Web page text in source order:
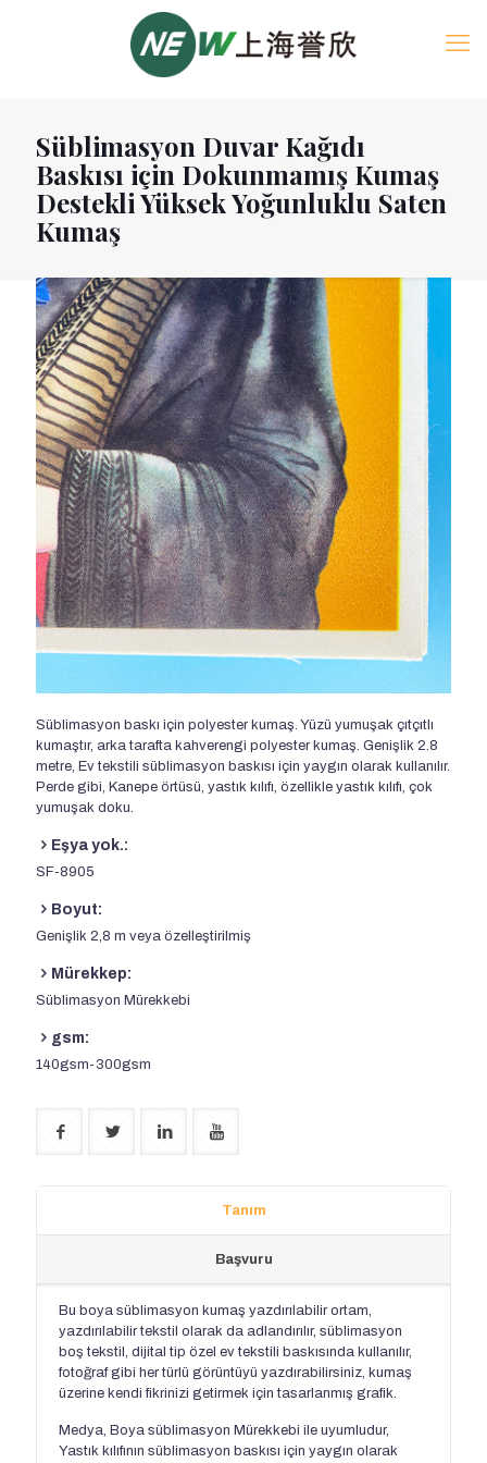
Süblimasyon Duvar Kağıdı
Baskısı için Dokunmamış Kumaş
Destekli Yüksek Yoğunluklu Saten
Kumaş
Süblimasyon baskı için polyester kumaş. Yüzü yumuşak çıtçıtlı
kumaştır, arka tarafta kahverengi polyester kumaş. Genişlik 2.8
metre, Ev tekstili süblimasyon baskısı için yaygın olarak kullanılır.
Perde gibi, Kanepe örtüsü, yastık kılıfı, özellikle yastık kılıfı, çok
yumuşak doku.
Eşya yok.:
SF-8905
Boyut:
Genişlik 2,8 m veya özelleştirilmiş
Mürekkep:
Süblimasyon Mürekkebi
gsm:
140gsm-300gsm
Tanım
Başvuru
Bu boya süblimasyon kumaş yazdırılabilir ortam,
yazdırılabilir tekstil olarak da adlandırılır, süblimasyon
boş tekstil, dijital tip özel ev tekstili baskısında kullanılır,
fotoğraf gibi her türlü görüntüyü yazdırabilirsiniz, kumaş
üzerine kendi fikrinizi getirmek için tasarlanmış grafik.
Medya, Boya süblimasyon Mürekkebi ile uyumludur,
Yastık kılıfının süblimasyon baskısı için yaygın olarak